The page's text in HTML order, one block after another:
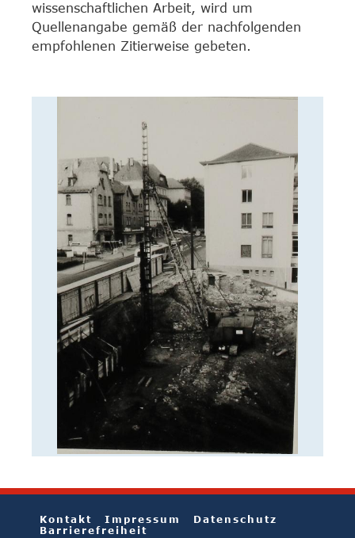
wissenschaftlichen Arbeit, wird um
Quellenangabe gemäß der nachfolgenden
empfohlenen Zitierweise gebeten.
Kontakt Impressum
Datenschutz
Barrierefreiheit